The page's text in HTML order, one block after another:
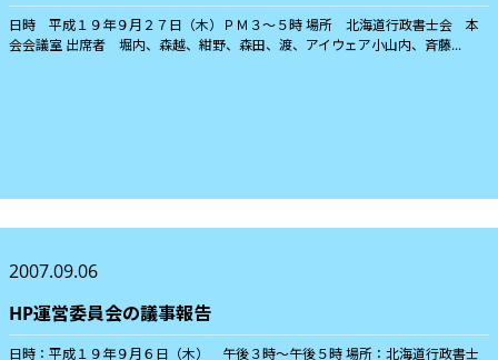
日時 平成１９年９月２７日（木）ＰＭ３〜５時 場所 北海道行政書士会 本
会会議室 出席者 堀内、森越、紺野、森田、渡、アイウェア小山内、斉藤...
2007.09.06
HP運営委員会の議事報告
日時：平成１９年９月６日（木） 午後３時〜午後５時 場所：北海道行政書士